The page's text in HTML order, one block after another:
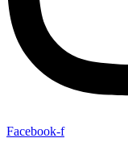
Facebook-f